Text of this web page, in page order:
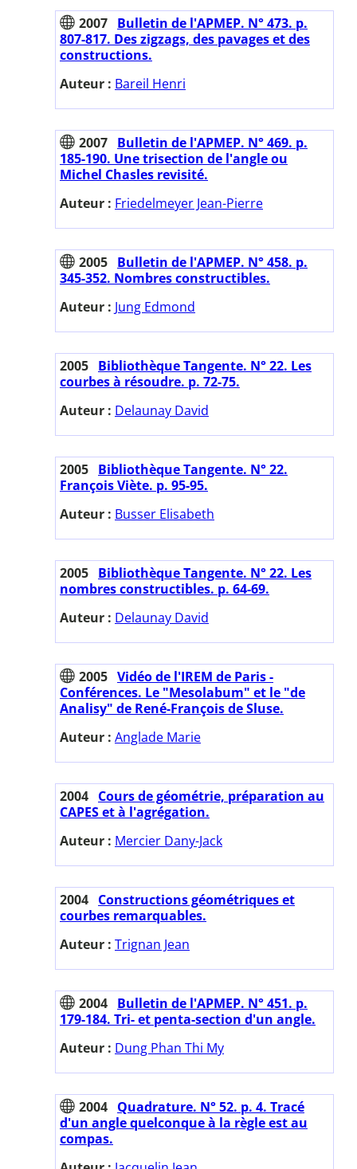
2007 Bulletin de l'APMEP. N° 473. p.
807-817. Des zigzags, des pavages et des
constructions.
Auteur : Bareil Henri
2007 Bulletin de l'APMEP. N° 469. p.
185-190. Une trisection de l'angle ou
Michel Chasles revisité.
Auteur : Friedelmeyer Jean-Pierre
2005 Bulletin de l'APMEP. N° 458. p.
345-352. Nombres constructibles.
Auteur : Jung Edmond
2005 Bibliothèque Tangente. N° 22. Les
courbes à résoudre. p. 72-75.
Auteur : Delaunay David
2005 Bibliothèque Tangente. N° 22.
François Viète. p. 95-95.
Auteur : Busser Elisabeth
2005 Bibliothèque Tangente. N° 22. Les
nombres constructibles. p. 64-69.
Auteur : Delaunay David
2005 Vidéo de l'IREM de Paris -
Conférences. Le "Mesolabum" et le "de
Analisy" de René-François de Sluse.
Auteur : Anglade Marie
2004 Cours de géométrie, préparation au
CAPES et à l'agrégation.
Auteur : Mercier Dany-Jack
2004 Constructions géométriques et
courbes remarquables.
Auteur : Trignan Jean
2004 Bulletin de l'APMEP. N° 451. p.
179-184. Tri- et penta-section d'un angle.
Auteur : Dung Phan Thi My
2004 Quadrature. N° 52. p. 4. Tracé
d'un angle quelconque à la règle est au
compas.